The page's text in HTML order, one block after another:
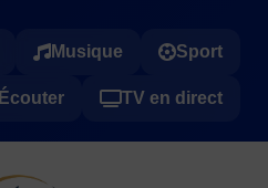
Musique Sport
Écouter TV en direct